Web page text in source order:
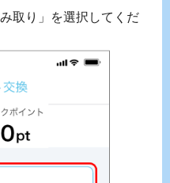
取り」を選択してくだ